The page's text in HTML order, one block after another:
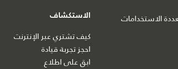
الاستخدامات
الاستكشاف
كيف تشتري عبر الإنترنت
احجز تجربة قيادة
ابق على اطلاع